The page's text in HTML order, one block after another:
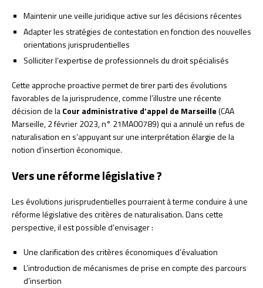
Maintenir une veille juridique active sur les décisions récentes
Adapter les stratégies de contestation en fonction des nouvelles
orientations jurisprudentielles
Solliciter l’expertise de professionnels du droit spécialisés
Cette approche proactive permet de tirer parti des évolutions
favorables de la jurisprudence, comme l’illustre une récente
décision de laCour administrative d’appel de Marseille(CAA
Marseille, 2 février 2023, n° 21MA00789) qui a annulé un refus de
naturalisation en s’appuyant sur une interprétation élargie de la
notion d’insertion économique.
Vers une réforme législative ?
Les évolutions jurisprudentielles pourraient à terme conduire à une
réforme législative des critères de naturalisation. Dans cette
perspective, il est possible d’envisager :
Une clarification des critères économiques d’évaluation
L’introduction de mécanismes de prise en compte des parcours
d’insertion